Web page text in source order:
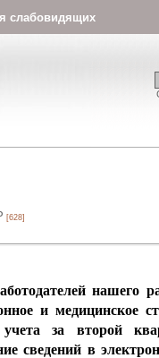
слабовидящих
[628]
и медицинское
учета за второй
сведений в